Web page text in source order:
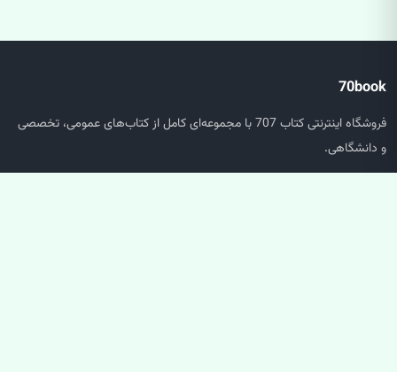
70book
فروشگاه اینترنتی کتاب 707 با مجموعه‌ای کامل از کتاب‌های عمومی، تخصصی
و دانشگاهی.